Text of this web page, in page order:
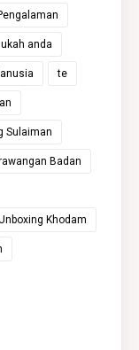
anda
te
Sulaiman
Badan
Khodam